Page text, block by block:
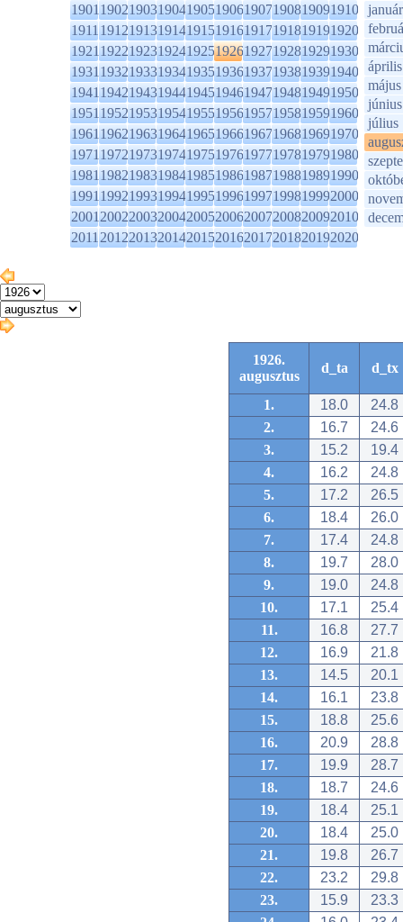
1901190219031904190519061907190819091910
1911191219131914191519161917191819191920
1921192219231924192519261927192819291930
1931193219331934193519361937193819391940
1941194219431944194519461947194819491950
1951195219531954195519561957195819591960
1961196219631964196519661967196819691970
1971197219731974197519761977197819791980
1981198219831984198519861987198819891990
1991199219931994199519961997199819992000
2001200220032004200520062007200820092010
2011201220132014201520162017201820192020
január
április
május
június
július
1926.
augusztus
d_ta d_tx
1. 18.0
24.8
2.
16.7
24.6
3.
15.2
19.4
4.
16.2
24.8
5.
17.2
26.5
6.
18.4
26.0
7.
17.4
24.8
8.
19.7
28.0
9.
19.0
24.8
10.
17.1
25.4
11.
16.8
27.7
12.
16.9
21.8
13.
14.5
20.1
14.
16.1
23.8
15.
18.8
25.6
16.
20.9
28.8
17.
19.9
28.7
18.
18.7
24.6
19.
18.4
25.1
20.
18.4
25.0
21.
19.8
26.7
22.
23.2
29.8
23.
15.9
23.3